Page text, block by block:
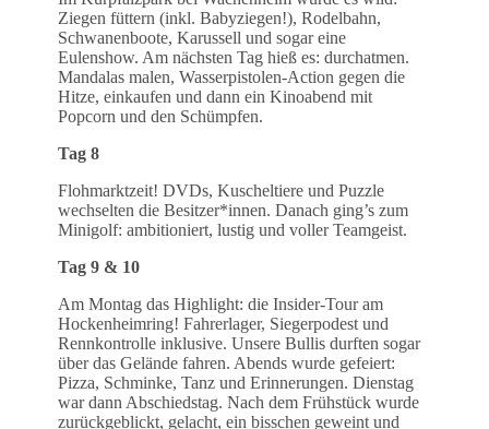
Ziegen füttern (inkl. Babyziegen!), Rodelbahn,
Schwanenboote, Karussell und sogar eine
Eulenshow. Am nächsten Tag hieß es: durchatmen.
Mandalas malen, Wasserpistolen-Action gegen die
Hitze, einkaufen und dann ein Kinoabend mit
Popcorn und den Schümpfen.
Tag 8
Flohmarktzeit! DVDs, Kuscheltiere und Puzzle
wechselten die Besitzer*innen. Danach ging’s zum
Minigolf: ambitioniert, lustig und voller Teamgeist.
Tag 9 & 10
Am Montag das Highlight: die Insider-Tour am
Hockenheimring! Fahrerlager, Siegerpodest und
Rennkontrolle inklusive. Unsere Bullis durften sogar
über das Gelände fahren. Abends wurde gefeiert:
Pizza, Schminke, Tanz und Erinnerungen. Dienstag
war dann Abschiedstag. Nach dem Frühstück wurde
zurückgeblickt, gelacht, ein bisschen geweint und